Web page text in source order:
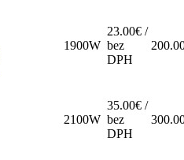
1900W
23.00€ /
bez
DPH
2100W
35.00€ /
bez
DPH